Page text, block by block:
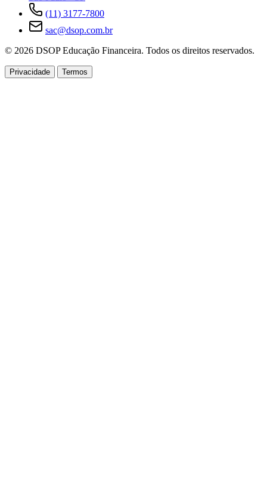
(11) 3177-7800
sac@dsop.com.br
© 2026 DSOP Educação Financeira. Todos os direitos reservados.
Privacidade Termos